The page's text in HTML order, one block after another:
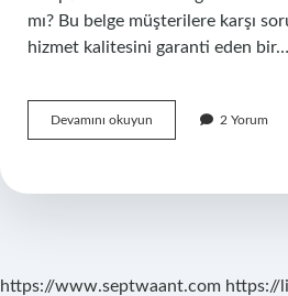
mı? Bu belge müşterilere karşı
hizmet kalitesini garanti eden bir…
Devamını okuyun
Ile
Açılır
2 Yorum
https://www.septwaant.com https://